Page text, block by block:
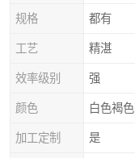
规格 都有
工艺 精湛
效率级别 强
颜色 白色褐色
加工定制 是